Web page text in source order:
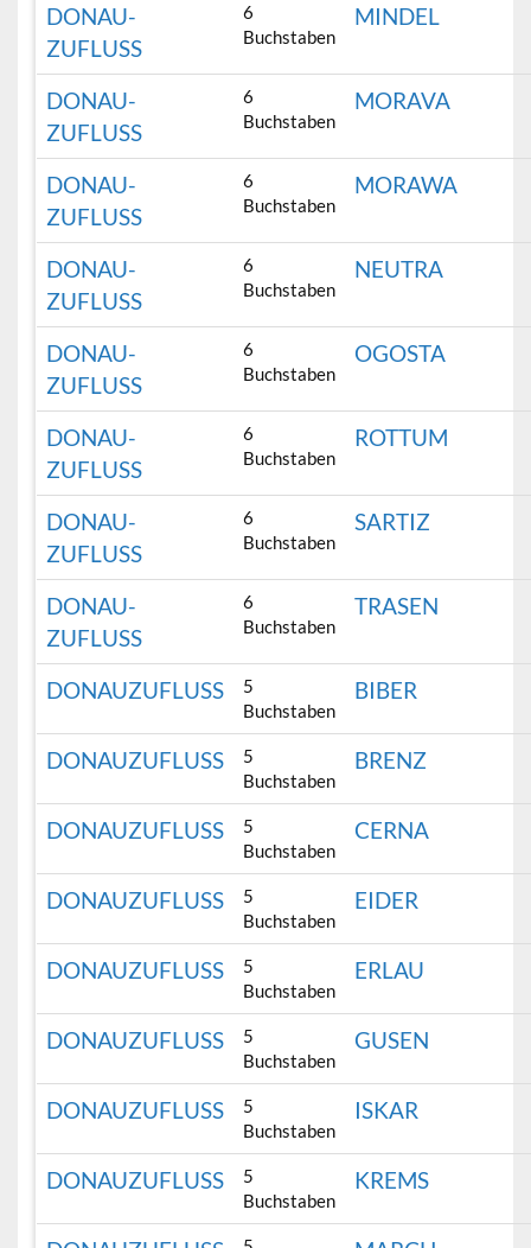
DONAU-
ZUFLUSS
6
Buchstaben
MINDEL
DONAU-
ZUFLUSS
6
Buchstaben
MORAVA
DONAU-
ZUFLUSS
6
Buchstaben
MORAWA
DONAU-
ZUFLUSS
6
Buchstaben
NEUTRA
DONAU-
ZUFLUSS
6
Buchstaben
OGOSTA
DONAU-
ZUFLUSS
6
Buchstaben
ROTTUM
DONAU-
ZUFLUSS
6
Buchstaben
SARTIZ
DONAU-
ZUFLUSS
6
Buchstaben
TRASEN
DONAUZUFLUSS
5
Buchstaben
BIBER
DONAUZUFLUSS
5
Buchstaben
BRENZ
DONAUZUFLUSS
5
Buchstaben
CERNA
DONAUZUFLUSS
5
Buchstaben
EIDER
DONAUZUFLUSS
5
Buchstaben
ERLAU
DONAUZUFLUSS
5
Buchstaben
GUSEN
DONAUZUFLUSS
5
Buchstaben
ISKAR
DONAUZUFLUSS
5
Buchstaben
KREMS